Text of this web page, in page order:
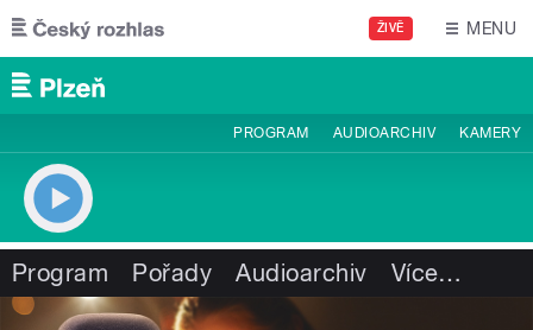
Přejít k hlavnímu obsahu
ŽIVĚ MENU
PROGRAM AUDIOARCHIV KAMERY
Program Pořady Audioarchiv Více…